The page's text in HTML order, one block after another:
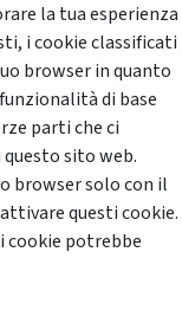
la tua esperienza
i cookie classificati
browser in quanto
di base
parti che ci
sito web.
browser solo con il
questi cookie.
cookie potrebbe